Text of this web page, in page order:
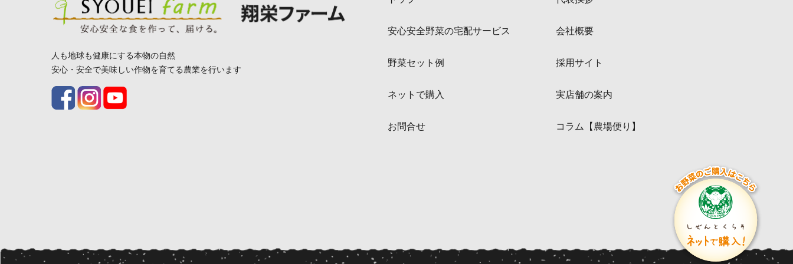
人も地球も健康にする本物の自然
安心・安全で美味しい作物を育てる農業を行います
安心安全野菜の宅配サービス 会社概要
野菜セット例 採用サイト
ネットで購入 実店舗の案内
お問合せ コラム【農場便り】